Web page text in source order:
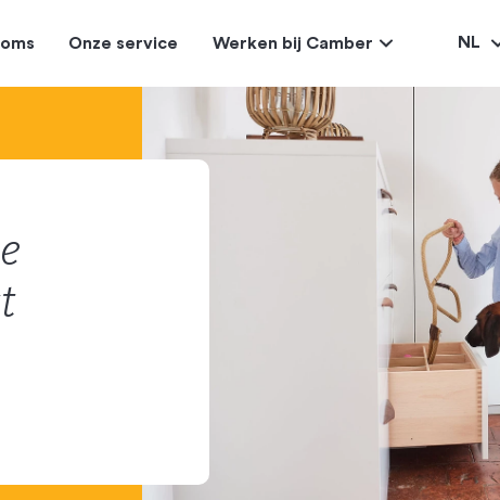
NL
Onze service Werken bij Camber